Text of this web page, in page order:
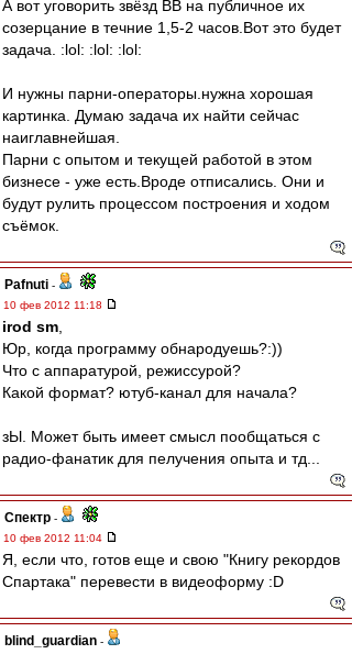
А вот уговорить звёзд ВВ на публичное их
созерцание в течние 1,5-2 часов.Вот это будет
задача. :lol: :lol: :lol:
И нужны парни-операторы.нужна хорошая
картинка. Думаю задача их найти сейчас
наиглавнейшая.
Парни с опытом и текущей работой в этом
бизнесе - уже есть.Вроде отписались. Они и
будут рулить процессом построения и ходом
съёмок.
Pafnuti -
10 фев 2012 11:18
irod sm
Юр, когда программу обнародуешь?:))
Что с аппаратурой, режиссурой?
Какой формат? ютуб-канал для начала?
зЫ. Может быть имеет смысл пообщаться с
радио-фанатик для пелучения опыта и тд...
Спектр -
10 фев 2012 11:04
Я, если что, готов еще и свою "Книгу рекордов
Спартака" перевести в видеоформу :D
blind_guardian -